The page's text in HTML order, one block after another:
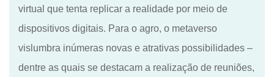
virtual que tenta replicar a realidade por meio de
dispositivos digitais. Para o agro, o metaverso
vislumbra inúmeras novas e atrativas possibilidades –
dentre as quais se destacam a realização de reuniões,